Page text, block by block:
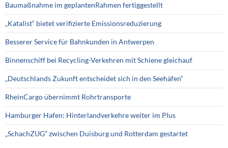
Baumaßnahme im geplantenRahmen fertiggestellt
„Katalist“ bietet verifizierte Emissionsreduzierung
Besserer Service für Bahnkunden in Antwerpen
Binnenschiff bei Recycling-Verkehren mit Schiene gleichauf
„Deutschlands Zukunft entscheidet sich in den Seehäfen“
RheinCargo übernimmt Rohrtransporte
Hamburger Hafen: Hinterlandverkehre weiter im Plus
„SchachZUG“ zwischen Duisburg und Rotterdam gestartet